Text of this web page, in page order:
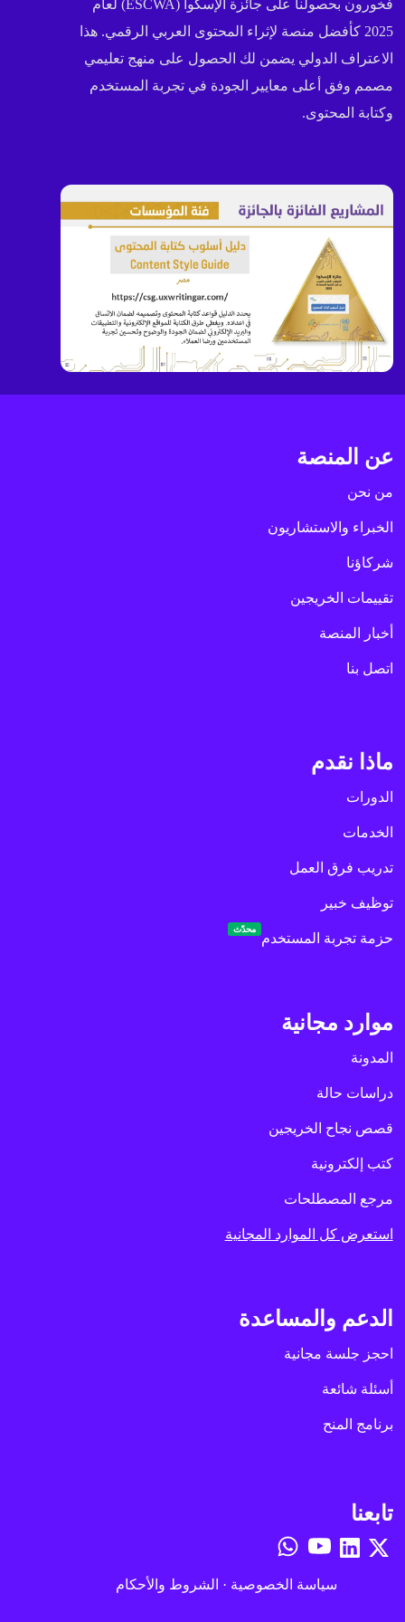
فخورون بحصولنا على جائزة الإسكوا (ESCWA) لعام
2025 كأفضل منصة لإثراء المحتوى العربي الرقمي. هذا
الاعتراف الدولي يضمن لك الحصول على منهج تعليمي
مصمم وفق أعلى معايير الجودة في تجربة المستخدم
وكتابة المحتوى.
عن المنصة
من نحن
الخبراء والاستشاريون
شركاؤنا
تقييمات الخريجين
أخبار المنصة
اتصل بنا
ماذا نقدم
الدورات
الخدمات
تدريب فرق العمل
توظيف خبير
حزمة تجربة المستخدم
محدّث
موارد مجانية
المدونة
دراسات حالة
قصص نجاح الخريجين
كتب إلكترونية
مرجع المصطلحات
استعرض كل الموارد المجانية
الدعم والمساعدة
احجز جلسة مجانية
أسئلة شائعة
برنامج المنح
تابعنا
سياسة الخصوصية · الشروط والأحكام